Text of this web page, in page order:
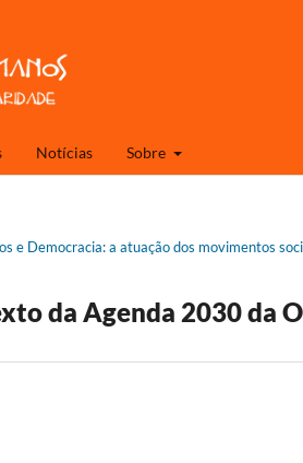
Notícias Sobre
e Democracia: a atuação dos movimentos
da Agenda 2030 da